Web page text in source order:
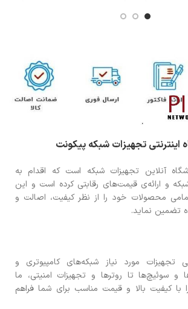
اینترنتی تجهیزات شبکه پیکونت
آنلاین تجهیزات شبکه است که اقدام به
و ارائه‌ی قیمت‌های رقابتی کرده است و این
تمامی محصولات خود را از نظر کیفیت، اصالت و
تضمین نماید.
تجهیزات مورد نیاز شبکه‌های کامپیوتری و
و سوئیچ‌ها تا روترها و تجهیزات امنیتی، ما
کیفیت بالا و قیمت مناسب برای شما فراهم